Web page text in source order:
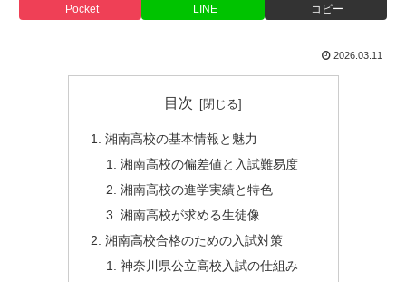
Pocket LINE コピー
2026.03.11
目次
湘南高校の基本情報と魅力
湘南高校の偏差値と入試難易度
湘南高校の進学実績と特色
湘南高校が求める生徒像
湘南高校合格のための入試対策
神奈川県公立高校入試の仕組み